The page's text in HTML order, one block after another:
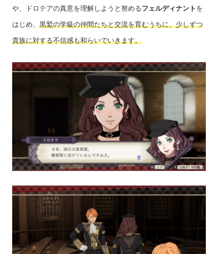
や、ドロテアの真意を理解しようと努めるフェルディナントを
はじめ、 黒鷲の学級の仲間たちと交流を育むうちに、少しずつ
貴族に対する不信感も和らいでいきます。